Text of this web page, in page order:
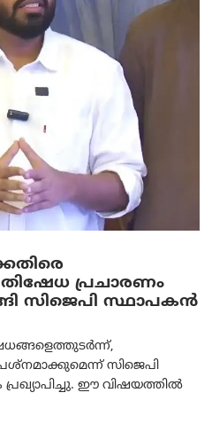
പ്രചാരണം
സിജെപി സ്ഥാപകന്‍
സിജെപി
ഈ വിഷയത്തിൽ